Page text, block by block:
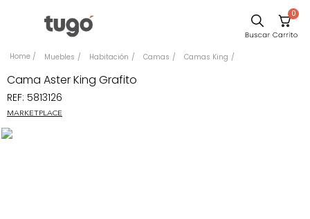
0
Muebles Habitación Camas Camas King
Cama Aster King Grafito
REF: 5813126
MARKETPLACE
Comedor
Escritorio